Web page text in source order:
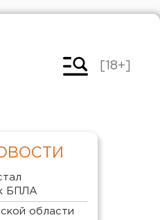
[18+]
БПЛА
области